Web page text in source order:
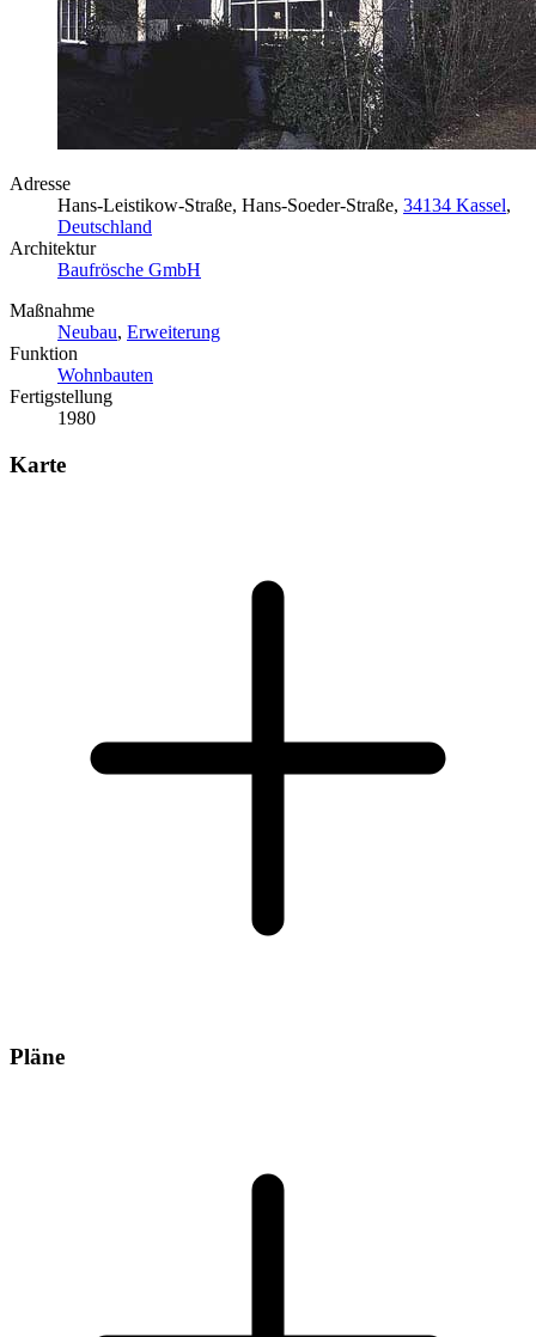
Adresse
Hans-Leistikow-Straße, Hans-Soeder-Straße, 34134 Kassel,
Deutschland
Architektur
Baufrösche GmbH
Maßnahme
Neubau, Erweiterung
Funktion
Wohnbauten
Fertigstellung
1980
Karte
Pläne